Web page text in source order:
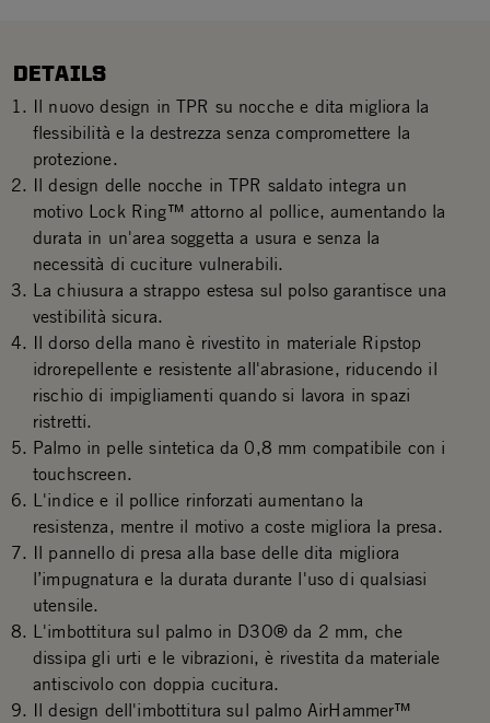
DETAILS
Il nuovo design in TPR su nocche e dita migliora la
flessibilità e la destrezza senza compromettere la
protezione.
Il design delle nocche in TPR saldato integra un
motivo Lock Ring™ attorno al pollice, aumentando la
durata in un'area soggetta a usura e senza la
necessità di cuciture vulnerabili.
La chiusura a strappo estesa sul polso garantisce una
vestibilità sicura.
Il dorso della mano è rivestito in materiale Ripstop
idrorepellente e resistente all'abrasione, riducendo il
rischio di impigliamenti quando si lavora in spazi
ristretti.
Palmo in pelle sintetica da 0,8 mm compatibile con i
touchscreen.
L'indice e il pollice rinforzati aumentano la
resistenza, mentre il motivo a coste migliora la presa.
Il pannello di presa alla base delle dita migliora
l’impugnatura e la durata durante l'uso di qualsiasi
utensile.
L'imbottitura sul palmo in D3O® da 2 mm, che
dissipa gli urti e le vibrazioni, è rivestita da materiale
antiscivolo con doppia cucitura.
Il design dell'imbottitura sul palmo AirHammer™